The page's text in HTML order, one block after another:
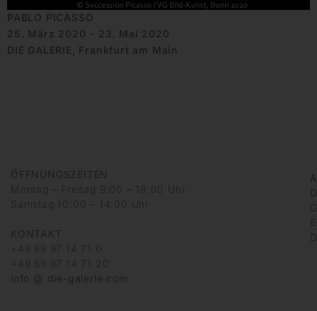
PABLO PICASSO
25. März 2020 - 23. Mai 2020
DIE GALERIE, Frankfurt am Main
ÖFFNUNGSZEITEN
Montag – Freitag 9:00 – 18:00 Uhr
Samstag 10:00 – 14:00 Uhr
KONTAKT
+49 69 97 14 71 0
+49 69 97 14 71 20
info @ die-galerie.com